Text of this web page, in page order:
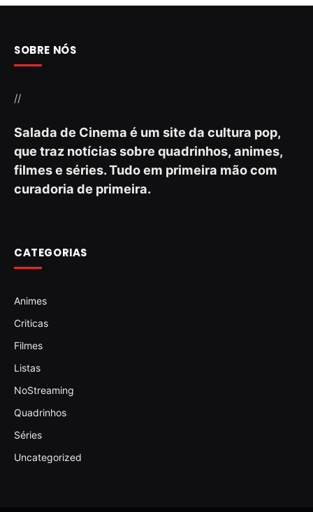
SOBRE NÓS
//
Salada de Cinema é um site da cultura pop,
que traz notícias sobre quadrinhos, animes,
filmes e séries. Tudo em primeira mão com
curadoria de primeira.
CATEGORIAS
Animes
Criticas
Filmes
Listas
NoStreaming
Quadrinhos
Séries
Uncategorized